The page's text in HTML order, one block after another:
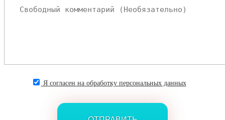
Я согласен на обработку персональных данных